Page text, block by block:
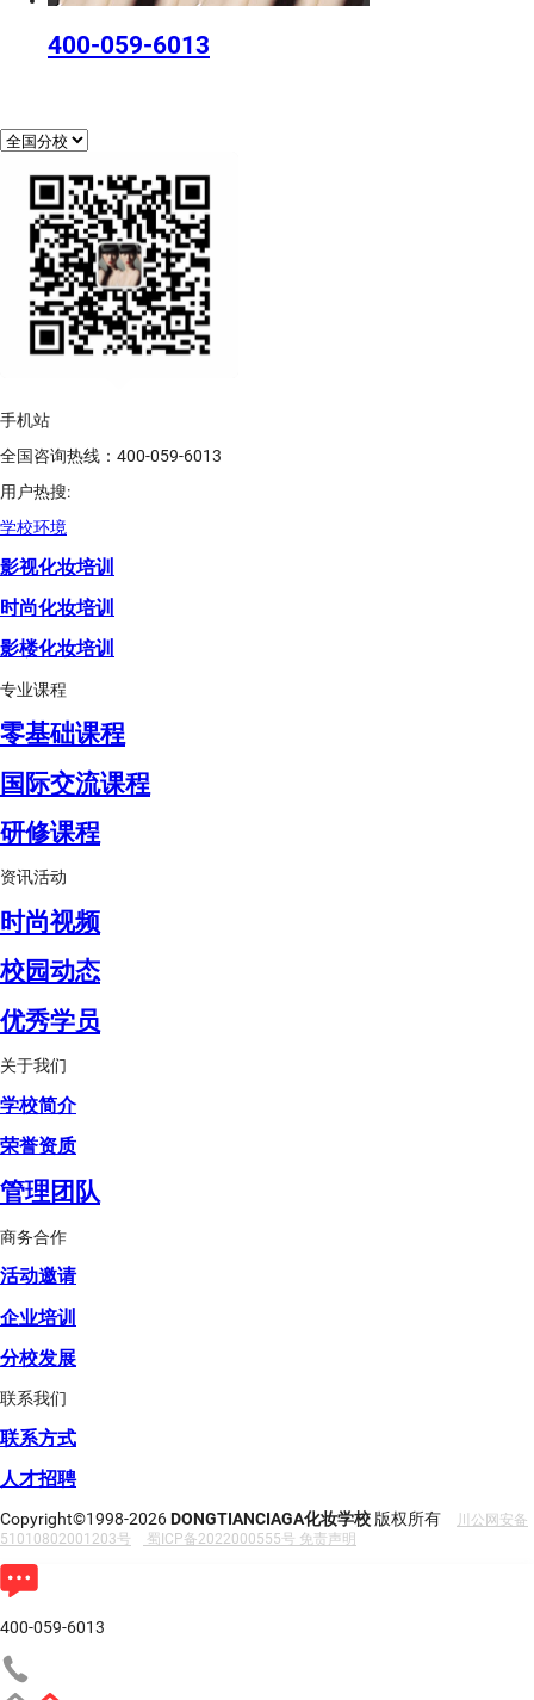
400-059-6013
手机站
全国咨询热线：400-059-6013
用户热搜:
学校环境
影视化妆培训
时尚化妆培训
影楼化妆培训
专业课程
零基础课程
国际交流课程
研修课程
资讯活动
时尚视频
校园动态
优秀学员
关于我们
学校简介
荣誉资质
管理团队
商务合作
活动邀请
企业培训
分校发展
联系我们
联系方式
人才招聘
Copyright©1998-2026DONGTIANCIAGA化妆学校 版权所有
川公网安备
51010802001203号
蜀ICP备2022000555号 免责声明
400-059-6013